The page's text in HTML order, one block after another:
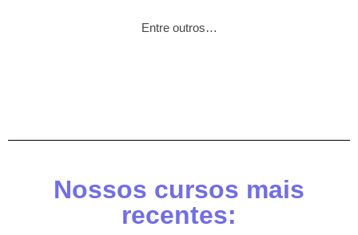
Entre outros…
Nossos cursos mais
recentes: